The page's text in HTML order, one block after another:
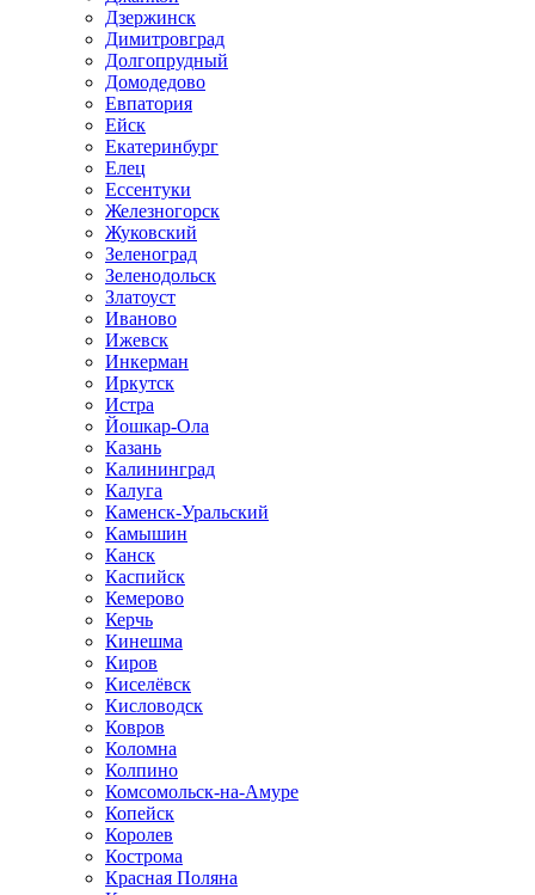
Дзержинск
Димитровград
Долгопрудный
Домодедово
Евпатория
Ейск
Екатеринбург
Елец
Ессентуки
Железногорск
Жуковский
Зеленоград
Зеленодольск
Златоуст
Иваново
Ижевск
Инкерман
Иркутск
Истра
Йошкар-Ола
Казань
Калининград
Калуга
Каменск-Уральский
Камышин
Канск
Каспийск
Кемерово
Керчь
Кинешма
Киров
Киселёвск
Кисловодск
Ковров
Коломна
Колпино
Комсомольск-на-Амуре
Копейск
Королев
Кострома
Красная Поляна